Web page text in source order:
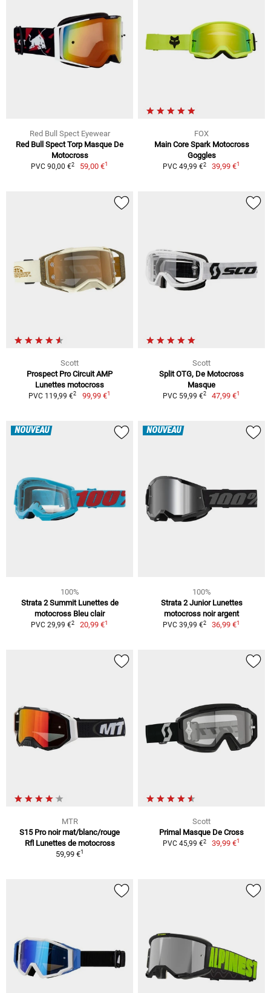
Red Bull Spect Eyewear
Red Bull Spect Torp Masque De
Motocross
PVC 90,00 €2 59,00 €1
FOX
Main Core Spark Motocross
Goggles
PVC 49,99 €2 39,99 €1
Scott
Prospect Pro Circuit AMP
Lunettes motocross
PVC 119,99 €2 99,99 €1
Scott
Split OTG, De Motocross
Masque
PVC 59,99 €2 47,99 €1
NOUVEAU
100%
Strata 2 Summit Lunettes de
motocross Bleu clair
PVC 29,99 €2 20,99 €1
NOUVEAU
100%
Strata 2 Junior Lunettes
motocross noir argent
PVC 39,99 €2 36,99 €1
MTR
S15 Pro noir mat/blanc/rouge
Rfl Lunettes de motocross
59,99 €1
Scott
Primal Masque De Cross
PVC 45,99 €2 39,99 €1